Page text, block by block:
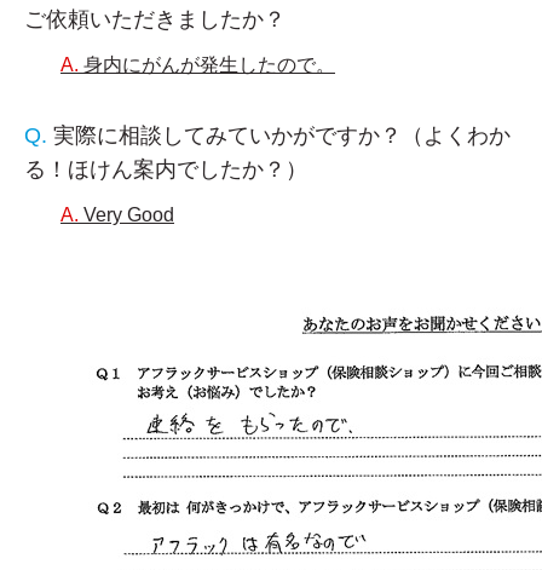
ご依頼いただきましたか？
身内にがんが発生したので。
実際に相談してみていかがですか？（よくわか
る！ほけん案内でしたか？）
Very Good